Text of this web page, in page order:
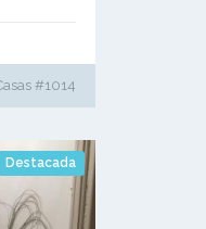
#1014
Destacada